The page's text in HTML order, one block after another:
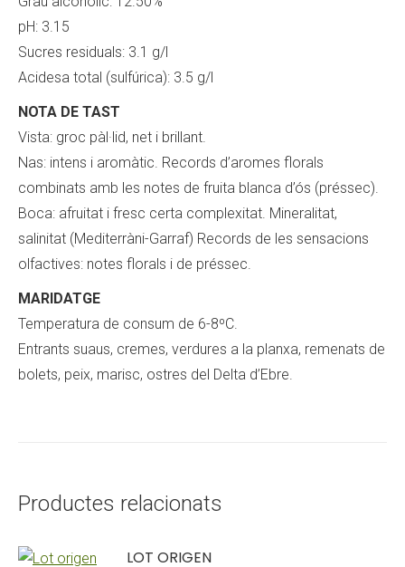
pH: 3.15
Sucres residuals: 3.1 g/l
Acidesa total (sulfúrica): 3.5 g/l
NOTA DE TAST
Vista: groc pàl·lid, net i brillant.
Nas: intens i aromàtic. Records d’aromes florals
combinats amb les notes de fruita blanca d’ós (préssec).
Boca: afruitat i fresc certa complexitat. Mineralitat,
salinitat (Mediterràni-Garraf) Records de les sensacions
olfactives: notes florals i de préssec.
MARIDATGE
Temperatura de consum de 6-8ºC.
Entrants suaus, cremes, verdures a la planxa, remenats de
bolets, peix, marisc, ostres del Delta d’Ebre.
Productes relacionats
LOT ORIGEN